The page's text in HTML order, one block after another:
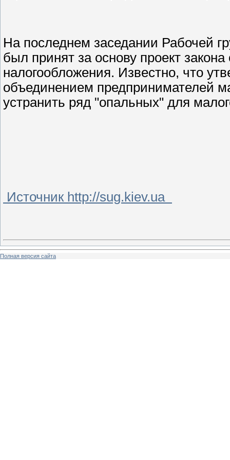
На последнем заседании Рабочей
был принят за основу проект
налогообложения. Известно, что
объединением предпринимателей
устранить ряд "опальных" для
Источник http://sug.kiev.ua
Полная версия сайта